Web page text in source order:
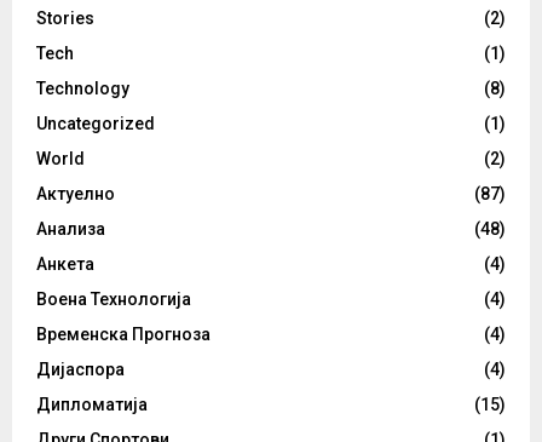
Stories
(2)
Tech
(1)
Technology
(8)
Uncategorized
(1)
World
(2)
Актуелно
(87)
Анализа
(48)
Анкета
(4)
Воена Технологија
(4)
Временска Прогноза
(4)
Дијаспора
(4)
Дипломатија
(15)